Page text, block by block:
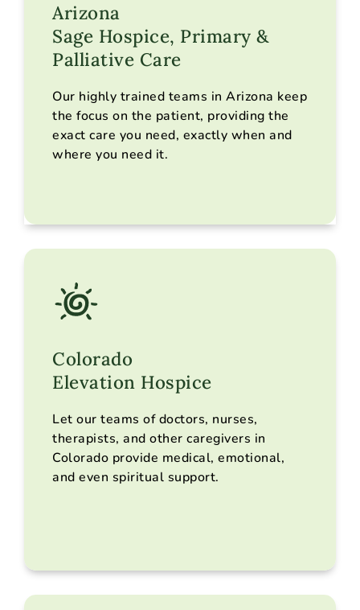
Arizona
Sage Hospice, Primary &
Palliative Care
Our highly trained teams in Arizona keep
the focus on the patient, providing the
exact care you need, exactly when and
where you need it.
Nos services
Nous contacter
Colorado
Elevation Hospice
Let our teams of doctors, nurses,
therapists, and other caregivers in
Colorado provide medical, emotional,
and even spiritual support.
Faire une recommandation
Nous contacter